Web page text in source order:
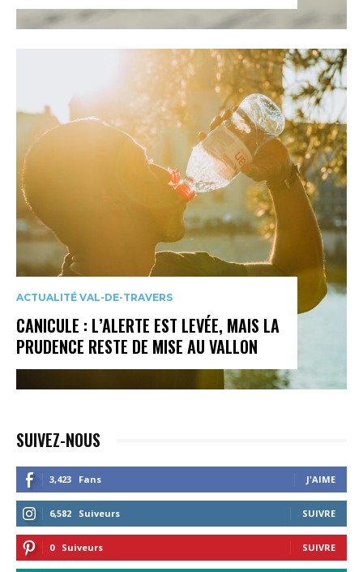
ACTUALITÉ VAL-DE-TRAVERS
CANICULE : L’ALERTE EST LEVÉE, MAIS LA
PRUDENCE RESTE DE MISE AU VALLON
SUIVEZ-NOUS
3,423 Fans J'AIME
6,582 Suiveurs SUIVRE
0 Suiveurs SUIVRE